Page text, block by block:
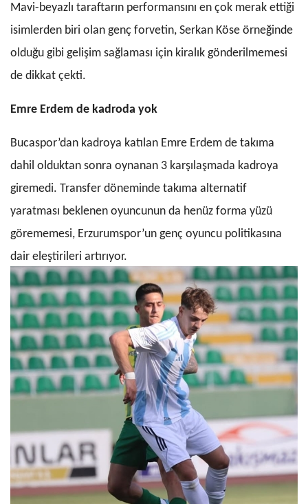
Mavi-beyazlı taraftarın performansını en çok merak ettiği
isimlerden biri olan genç forvetin, Serkan Köse örneğinde
olduğu gibi gelişim sağlaması için kiralık gönderilmemesi
de dikkat çekti.
Emre Erdem de kadroda yok
Bucaspor’dan kadroya katılan Emre Erdem de takıma
dahil olduktan sonra oynanan 3 karşılaşmada kadroya
giremedi. Transfer döneminde takıma alternatif
yaratması beklenen oyuncunun da henüz forma yüzü
görememesi, Erzurumspor’un genç oyuncu politikasına
dair eleştirileri artırıyor.